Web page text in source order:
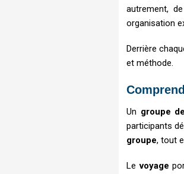
autrement,
organisation
Derrière
et méthode.
Un groupe
participants
groupe, tout
Levoyage